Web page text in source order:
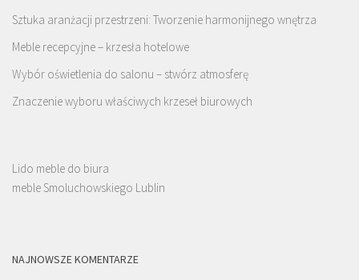
Sztuka aranżacji przestrzeni: Tworzenie harmonijnego wnętrza
Meble recepcyjne – krzesła hotelowe
Wybór oświetlenia do salonu – stwórz atmosferę
Znaczenie wyboru właściwych krzeseł biurowych
Lido meble do biura
meble Smoluchowskiego Lublin
NAJNOWSZE KOMENTARZE